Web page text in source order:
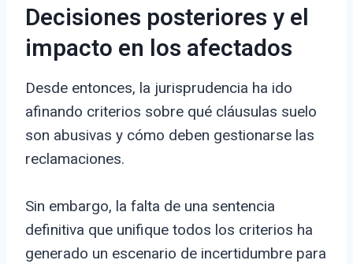
Decisiones posteriores y el
impacto en los afectados
Desde entonces, la jurisprudencia ha ido
afinando criterios sobre qué cláusulas suelo
son abusivas y cómo deben gestionarse las
reclamaciones.
Sin embargo, la falta de una sentencia
definitiva que unifique todos los criterios ha
generado un escenario de incertidumbre para